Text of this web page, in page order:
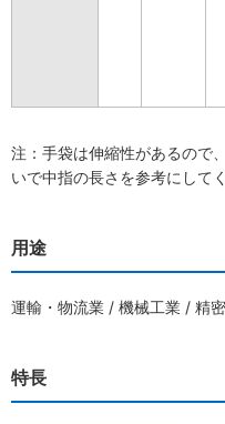
注：手袋は伸縮性があるので
いで中指の長さを参考にして
用途
運輸・物流業 / 機械工業 / 精
特長